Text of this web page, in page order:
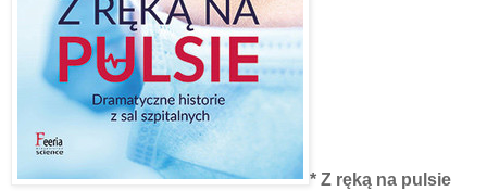
* Z ręką na pulsie